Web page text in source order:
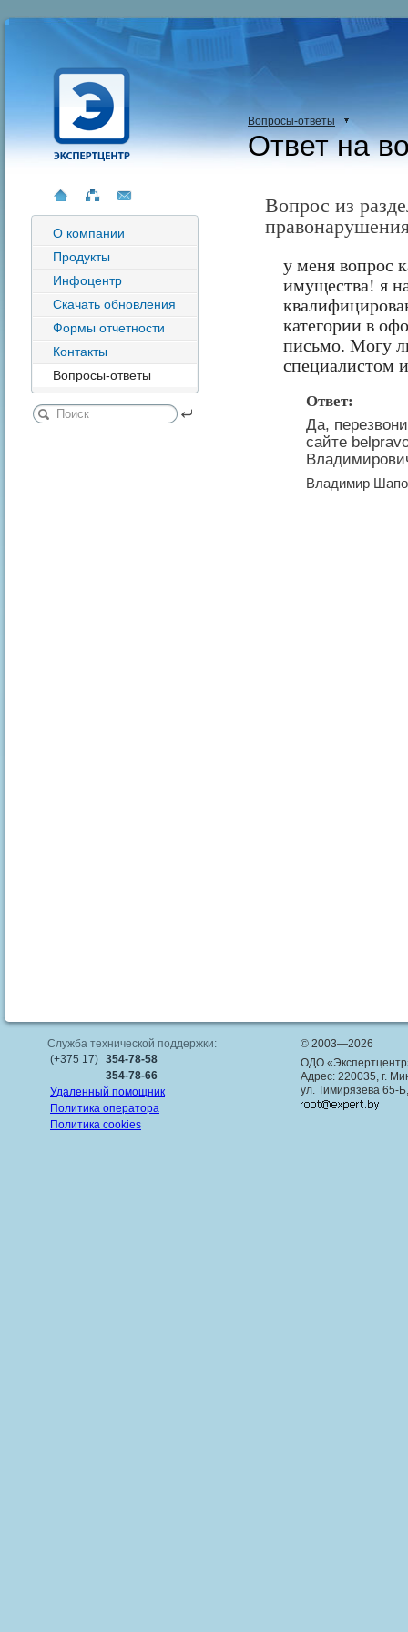
О компании
Продукты
Инфоцентр
Скачать обновления
Формы отчетности
Контакты
Вопросы-ответы
Вопросы-ответы
Ответ на
Вопрос из
у меня вопрос
имущества! я
категории в
письмо. Могу
специалистом
Ответ:
Да,
сайте
Владимир
Служба технической поддержки:
(+375 17) 354-78-58
354-78-66
Удаленный помощник
Политика оператора
Политика cookies
© 2003—2026
ОДО
Адрес: 220035, г.
ул. Тимирязева 65-